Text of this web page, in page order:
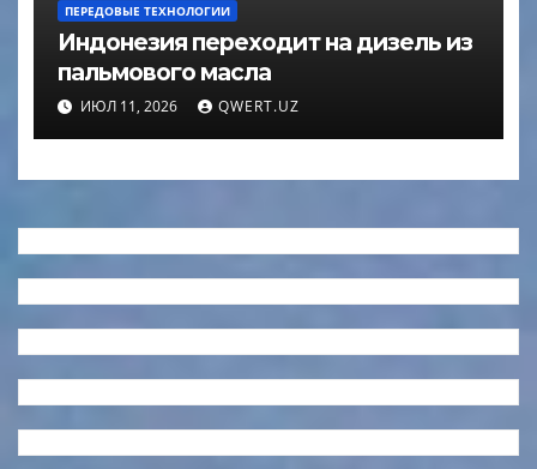
ПЕРЕДОВЫЕ ТЕХНОЛОГИИ
Индонезия переходит на дизель из
пальмового масла
ИЮЛ 11, 2026 QWERT.UZ